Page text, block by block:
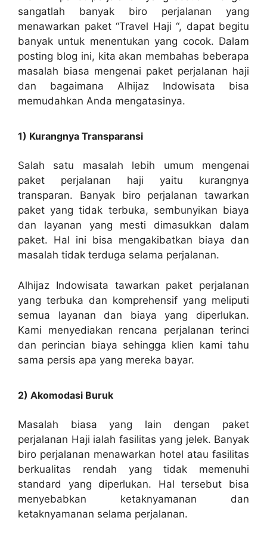
sangatlah banyak biro perjalanan yang
menawarkan paket “Travel Haji “, dapat begitu
banyak untuk menentukan yang cocok. Dalam
posting blog ini, kita akan membahas beberapa
masalah biasa mengenai paket perjalanan haji
dan bagaimana Alhijaz Indowisata bisa
memudahkan Anda mengatasinya.
1) Kurangnya Transparansi
Salah satu masalah lebih umum mengenai
paket perjalanan haji yaitu kurangnya
transparan. Banyak biro perjalanan tawarkan
paket yang tidak terbuka, sembunyikan biaya
dan layanan yang mesti dimasukkan dalam
paket. Hal ini bisa mengakibatkan biaya dan
masalah tidak terduga selama perjalanan.
Alhijaz Indowisata tawarkan paket perjalanan
yang terbuka dan komprehensif yang meliputi
semua layanan dan biaya yang diperlukan.
Kami menyediakan rencana perjalanan terinci
dan perincian biaya sehingga klien kami tahu
sama persis apa yang mereka bayar.
2) Akomodasi Buruk
Masalah biasa yang lain dengan paket
perjalanan Haji ialah fasilitas yang jelek. Banyak
biro perjalanan menawarkan hotel atau fasilitas
berkualitas rendah yang tidak memenuhi
standard yang diperlukan. Hal tersebut bisa
menyebabkan ketaknyamanan dan
ketaknyamanan selama perjalanan.